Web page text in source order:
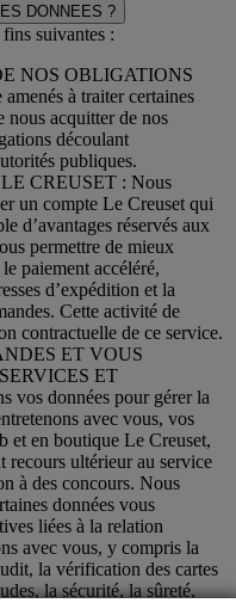
DONNEES ?
suivantes :
NOS OBLIGATIONS
à traiter certaines
nous acquitter de nos
découlant
publiques.
CREUSET : Nous
un compte Le Creuset qui
d’avantages réservés aux
permettre de mieux
paiement accéléré,
d’expédition et la
Cette activité de
contractuelle de ce service.
ET VOUS
ET
vos données pour gérer la
avec vous, vos
et en boutique Le Creuset,
recours ultérieur au service
à des concours. Nous
données vous
liées à la relation
avec vous, y compris la
la vérification des cartes
la sécurité, la sûreté,